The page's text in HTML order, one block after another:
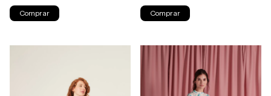
Comprar Comprar